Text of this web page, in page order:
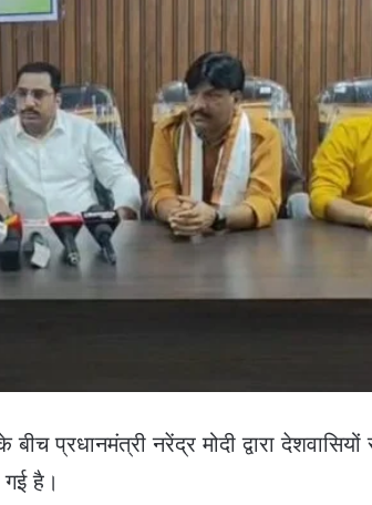
प्रधानमंत्री नरेंद्र मोदी द्वारा देशवासियों
है।